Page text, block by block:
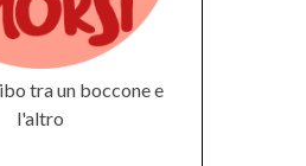
tra un boccone e
l'altro